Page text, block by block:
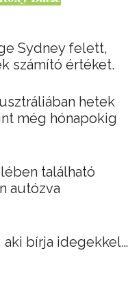
Sydney felett,
számító értéket.
hetek
még hónapokig
található
autózva
aki bírja idegekkel…